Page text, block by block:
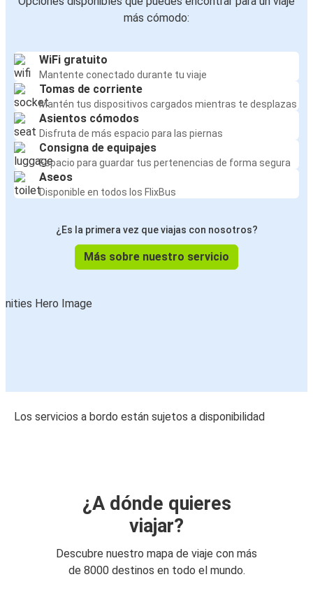
más cómodo:
WiFi gratuito
Mantente conectado durante tu viaje
Tomas de corriente
Mantén tus dispositivos cargados mientras te desplazas
Asientos cómodos
Disfruta de más espacio para las piernas
Consigna de equipajes
Espacio para guardar tus pertenencias de forma segura
Aseos
Disponible en todos los FlixBus
¿Es la primera vez que viajas con nosotros?
Más sobre nuestro servicio
Los servicios a bordo están sujetos a disponibilidad
¿A dónde quieres
viajar?
Descubre nuestro mapa de viaje con más
de 8000 destinos en todo el mundo.